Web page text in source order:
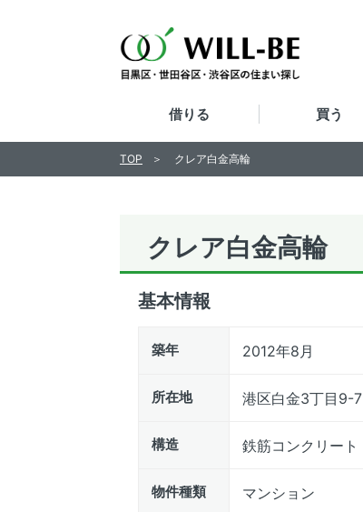
借りる 買う
クレア白金高輪
基本情報
築年 2012年8月
所在地 港区白金3丁目9-7
構造 鉄筋コンクリート
物件種類 マンション
TOP クレア白金高輪